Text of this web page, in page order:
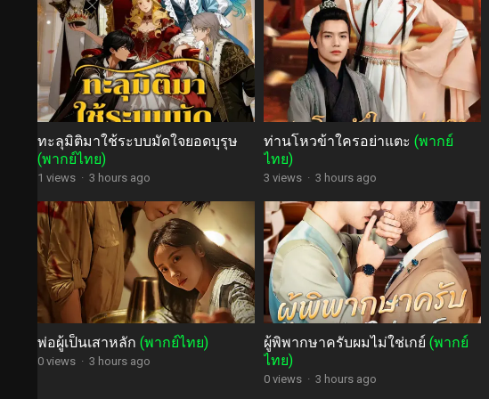
ทะลุมิติมาใช้ระบบมัดใจยอดบุรุษ
(พากย์ไทย)
1 views · 3 hours ago
ท่านโหวข้าใครอย่าแตะ (พากย์
ไทย)
3 views · 3 hours ago
พ่อผู้เป็นเสาหลัก (พากย์ไทย)
0 views · 3 hours ago
ผู้พิพากษาครับผมไม่ใช่เกย์ (พากย์
ไทย)
0 views · 3 hours ago